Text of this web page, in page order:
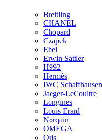
Breitling
CHANEL
Chopard
Czapek
Ebel
Erwin Sattler
H992
Hermès
IWC Schaffhausen
Jaeger-LeCoultre
Longines
Louis Erard
Norqain
OMEGA
Oris